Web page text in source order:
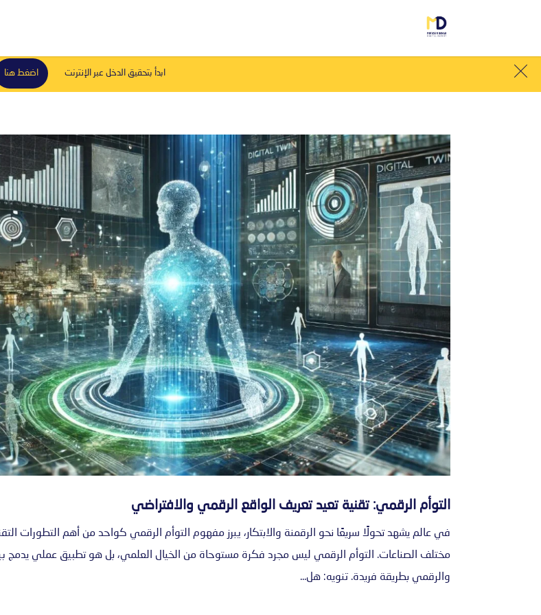
ابدأ بتحقيق الدخل عبر الإنترنت اضغط هنا
التوأم الرقمي: تقنية تعيد تعريف الواقع الرقمي والافتراضي
في عالم يشهد تحولًا سريعًا نحو الرقمنة والابتكار، يبرز مفهوم التوأم الرقمي كواحد من أهم التطورات
مختلف الصناعات. التوأم الرقمي ليس مجرد فكرة مستوحاة من الخيال العلمي، بل هو تطبيق عملي يدمج
والرقمي بطريقة فريدة. تنويه: هل...